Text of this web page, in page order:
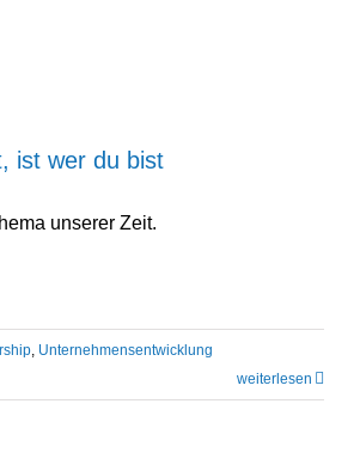
ist wer du bist
unserer Zeit.
, Unternehmens­entwicklung
weiter­lesen